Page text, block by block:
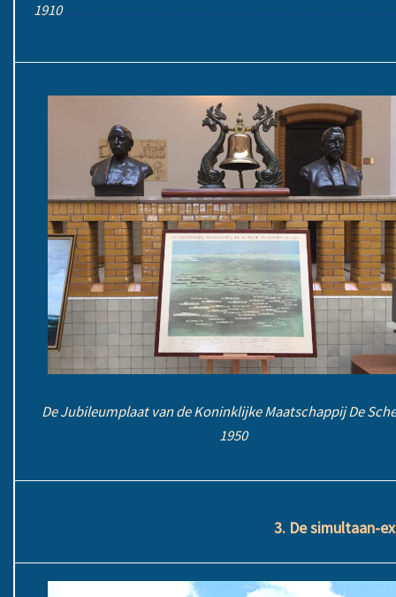
1910
De Jubileumplaat van de Koninklijke Maatschappij De
1950
3. De simultaan-